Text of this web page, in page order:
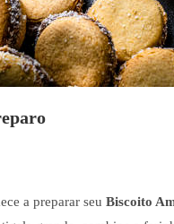
a preparar seu Biscoito